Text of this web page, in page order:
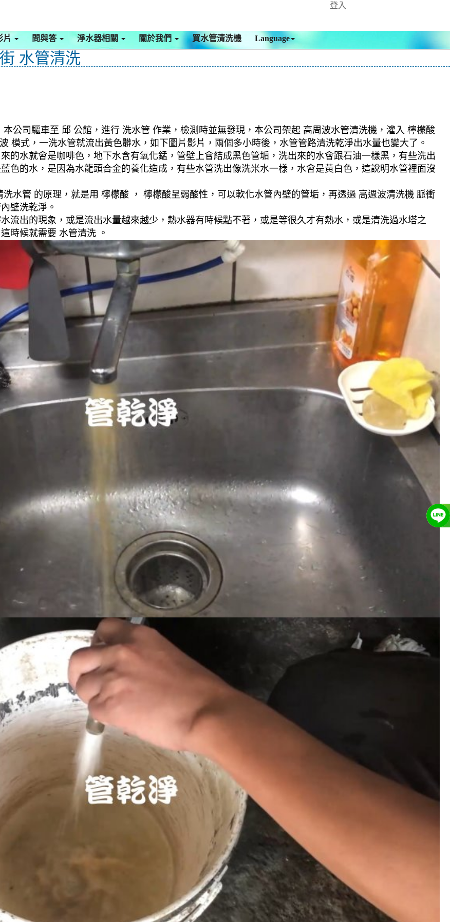
登入
片 問與答 淨水器相關 關於我們 買水管清洗機 Language
水管清洗
公司驅車至 邱 公館，進行 洗水管 作業，檢測時並無發現，本公司架起 高周波水管清洗機，灌入 檸檬酸
模式，一洗水管就流出黃色髒水，如下圖片影片，兩個多小時後，水管管路清洗乾淨出水量也變大了。
的水就會是咖啡色，地下水含有氧化錳，管壁上會結成黑色管垢，洗出來的水會跟石油一樣黑，有些洗出
色的水，是因為水龍頭合金的養化造成，有些水管洗出像洗米水一樣，水會是黃白色，這說明水管裡面沒
水管 的原理，就是用 檸檬酸 ， 檸檬酸呈弱酸性，可以軟化水管內壁的管垢，再透過 高週波清洗機 脈衝
壁洗乾淨。
流出的現象，或是流出水量越來越少，熱水器有時候點不著，或是等很久才有熱水，或是清洗過水塔之
時候就需要 水管清洗 。